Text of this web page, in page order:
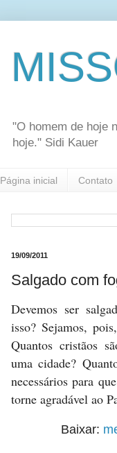
"O homem de hoje
hoje." Sidi Kauer
Página inicial Contato
19/09/2011
Salgado com
Devemos ser
isso? Sejamos,
Quantos cristãos
uma cidade?
necessários para
torne agradável ao
Baixar: